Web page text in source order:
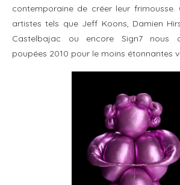
contemporaine de créer leur frimousse.
artistes tels que Jeff Koons, Damien
Castelbajac ou encore Sign7 nous
poupées 2010 pour le moins étonnantes